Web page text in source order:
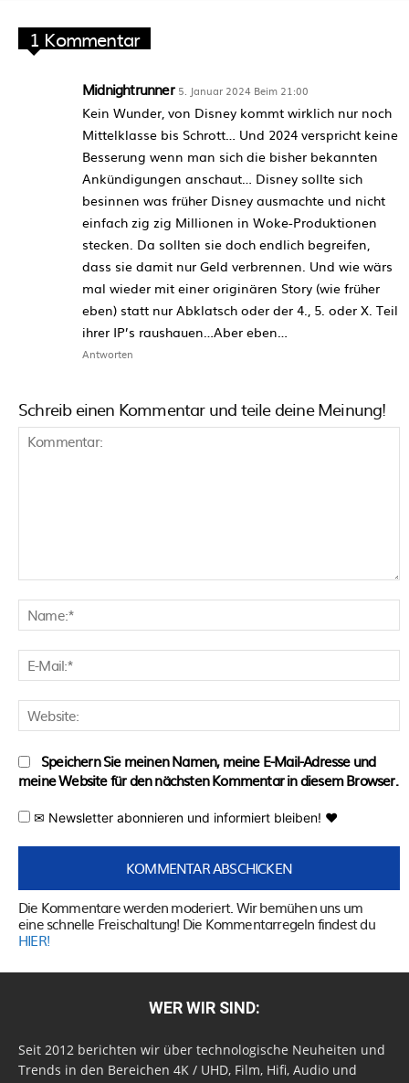
1 Kommentar
Midnightrunner 5. Januar 2024 Beim 21:00
Kein Wunder, von Disney kommt wirklich nur noch
Mittelklasse bis Schrott… Und 2024 verspricht keine
Besserung wenn man sich die bisher bekannten
Ankündigungen anschaut… Disney sollte sich
besinnen was früher Disney ausmachte und nicht
einfach zig zig Millionen in Woke-Produktionen
stecken. Da sollten sie doch endlich begreifen,
dass sie damit nur Geld verbrennen. Und wie wärs
mal wieder mit einer originären Story (wie früher
eben) statt nur Abklatsch oder der 4., 5. oder X. Teil
ihrer IP’s raushauen…Aber eben…
Antworten
Schreib einen Kommentar und teile deine Meinung!
Speichern Sie meinen Namen, meine E-Mail-Adresse und
meine Website für den nächsten Kommentar in diesem Browser.
✉ Newsletter abonnieren und informiert bleiben! ♥
Die Kommentare werden moderiert. Wir bemühen uns um
eine schnelle Freischaltung! Die Kommentarregeln findest du
HIER!
WER WIR SIND:
Seit 2012 berichten wir über technologische Neuheiten und
Trends in den Bereichen 4K / UHD, Film, Hifi, Audio und